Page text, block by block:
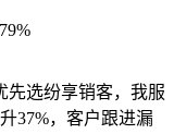
79%
先选纷享销客，我服
37%，客户跟进漏